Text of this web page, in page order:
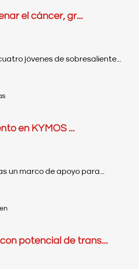
el cáncer, gr...
jóvenes de sobresaliente...
en KYMOS ...
un marco de apoyo para...
potencial de trans...